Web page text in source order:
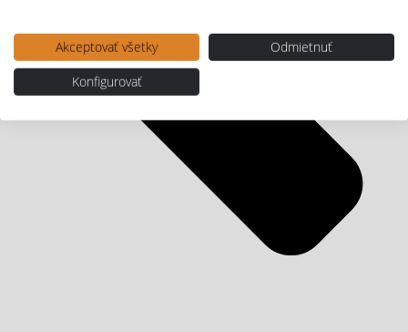
Akceptovať všetky
Odmietnuť
Konfigurovať